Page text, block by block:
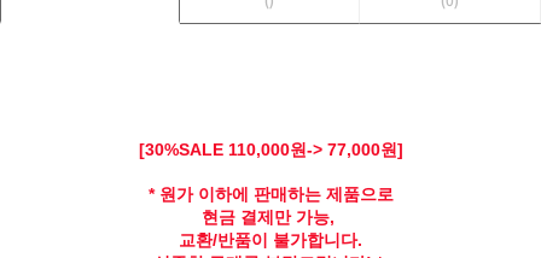
[30%SALE 110,000원-> 77,000원]
* 원가 이하에 판매하는 제품으로
현금 결제만 가능,
교환/반품이 불가합니다.